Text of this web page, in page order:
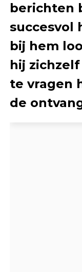
berichten
succesvol
bij hem
hij
te vragen
de